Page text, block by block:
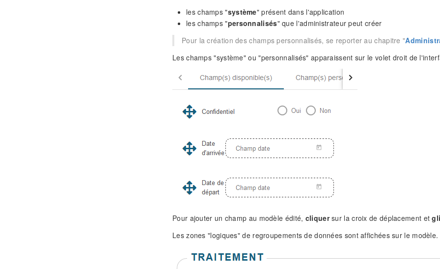
les champs "système" présent dans l'application
les champs "personnalisés" que l'administrateur peut créer
Pour la création des champs personnalisés, se reporter au chapitre "
Les champs "système" ou "personnalisés" apparaissent sur le volet droit de
Pour ajouter un champ au modèle édité, cliquersur la croix de déplacement et
Les zones "logiques" de regroupements de données sont affichées sur le modèle.